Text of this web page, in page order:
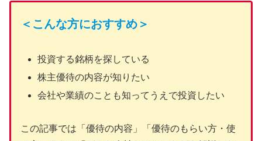
＜こんな方におすすめ＞
投資する銘柄を探している
株主優待の内容が知りたい
会社や業績のことも知ってうえで投資したい
この記事では「優待の内容」「優待のもらい方・使